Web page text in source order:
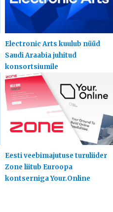
Electronic Arts kuulub nüüd
Saudi Araabia juhitud
konsortsiumile
Eesti veebimajutuse turuliider
Zone liitub Euroopa
kontserniga Your.Online